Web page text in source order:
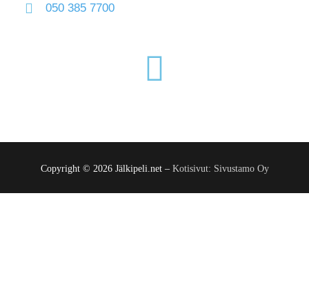
050 385 7700
Copyright © 2026 Jälkipeli.net – Kotisivut: Sivustamo Oy